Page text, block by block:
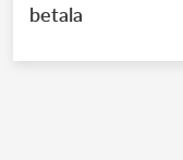
betala